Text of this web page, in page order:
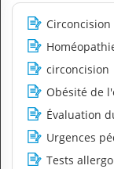
Circoncision
circoncision
Obésité de
Évaluation
Urgences
Tests